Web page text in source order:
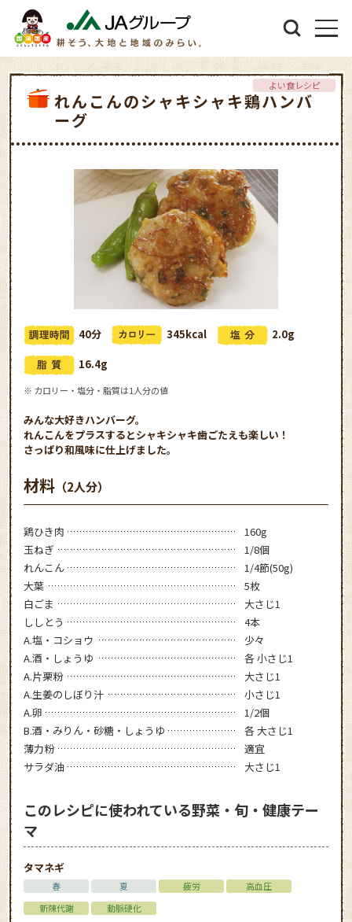
れんこんのシャキシャキ鶏ハンバ
ーグ
よい食レシピ
40分 345kcal
2.0g
16.4g
※ カロリー・塩分・脂質は1人分の値
みんな大好きハンバーグ。
れんこんをプラスするとシャキシャキ歯ごたえも楽しい！
さっぱり和風味に仕上げました。
材料 （2人分）
鶏ひき肉
160g
玉ねぎ
1/8個
れんこん
1/4節(50g)
大葉
5枚
白ごま
大さじ1
ししとう
4本
A.塩・コショウ
少々
A.酒・しょうゆ
各 小さじ1
A.片栗粉
大さじ1
A.生姜のしぼり汁
小さじ1
A.卵
1/2個
B.酒・みりん・砂糖・しょうゆ
各 大さじ1
薄力粉
適宜
サラダ油
大さじ1
このレシピに使われている野菜・旬・健康テー
マ
タマネギ
春 夏 疲労
高血圧
新陳代謝
動脈硬化